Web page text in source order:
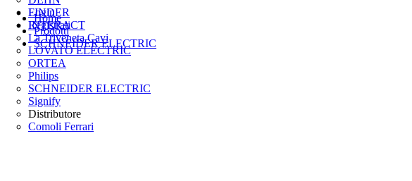
FINDER
INTERACT
La Triveneta Cavi
LOVATO ELECTRIC
ORTEA
Philips
SCHNEIDER ELECTRIC
Signify
Distributore
Comoli Ferrari
Login
Registrati
Home
Prodotti
SCHNEIDER ELECTRIC